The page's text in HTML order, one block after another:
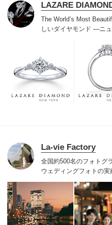
LAZARE
The World’s Most
しいダイヤモンド ―ニ
られ120年を超えた今も
にこだわり続けています
わらないワン＆オンリ
つも、ずっと、身に着
La-vie Factory
全国約500名のフォトグ
ウェディングフォトの
技術だけでなく、おふ
情を引き出すハートのあ
みのフォトグラファー
じる場所や開放感のあ
つもの二人の姿を思い出